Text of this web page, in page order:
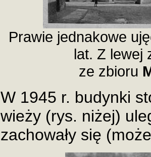
Prawie jednakowe
lat. Z lewej
ze zbioru
W 1945 r. budynki
wieży (rys. niżej)
zachowały się